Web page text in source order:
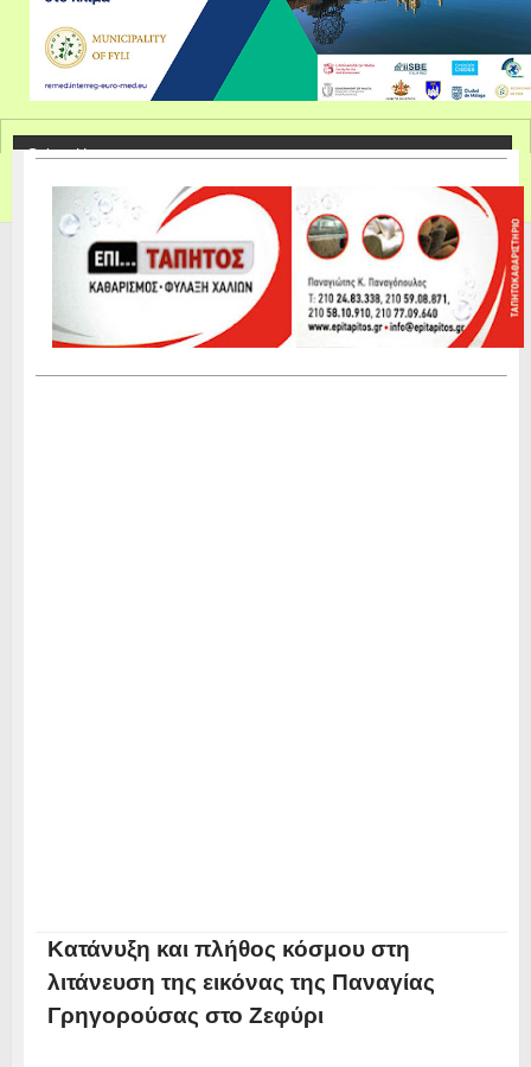
Κατάνυξη και πλήθος κόσμου στη
λιτάνευση της εικόνας της Παναγίας
Γρηγορούσας στο Ζεφύρι